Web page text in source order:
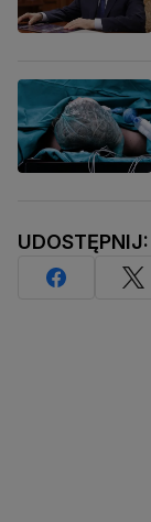
UDOSTĘPNIJ: